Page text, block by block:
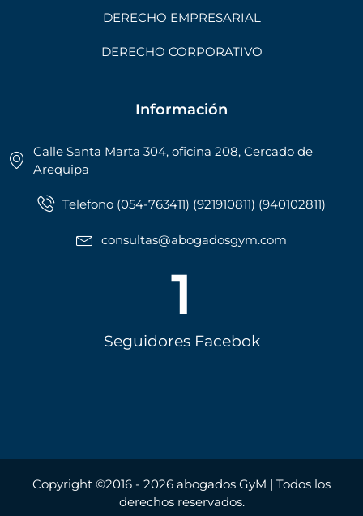
DERECHO EMPRESARIAL
DERECHO CORPORATIVO
Información
Calle Santa Marta 304, oficina 208, Cercado de
Arequipa
Telefono (054-763411) (921910811) (940102811)
consultas@abogadosgym.com
Seguidores Facebok
1
Copyright ©2016 - 2026 abogados GyM | Todos los
derechos reservados.